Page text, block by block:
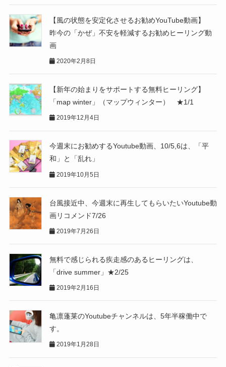
【風の状態を安定化させるお勧めYouTube動画】
昨今の「かぜ」不安を軽減するお勧めヒーリング動
画
2020年2月8日
【新年の始まりをサポートする無料ヒーリング】
「map winter」（マップウィンター） ★1/1
2019年12月4日
今週末にお勧めするYoutube動画、10/5,6は、「平
和」と「乱れ」
2019年10月5日
台風接近中、今週末に再生してもらいたいYoutube動
画リコメンド7/26
2019年7月26日
無料で感じられる疾走感のあるヒーリングは、
「drive summer」★2/25
2019年2月16日
亀凛蓬莱のYoutubeチャンネルは、5年半稼働中で
す。
2019年1月28日